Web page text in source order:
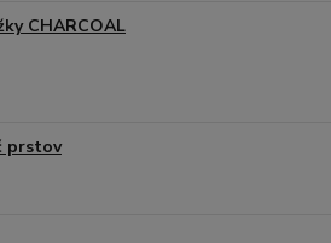
CHARCOAL
prstov